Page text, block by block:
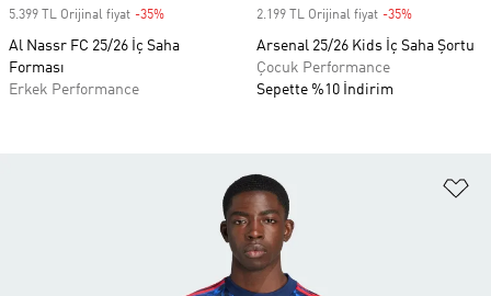
5.399 TL Orijinal fiyat -35%
Al Nassr FC 25/26 İç Saha
Forması
Erkek Performance
2.199 TL Orijinal fiyat -35%
Arsenal 25/26 Kids İç Saha Şortu
Çocuk Performance
Sepette %10 İndirim